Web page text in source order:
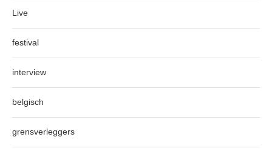
Live
festival
interview
belgisch
grensverleggers